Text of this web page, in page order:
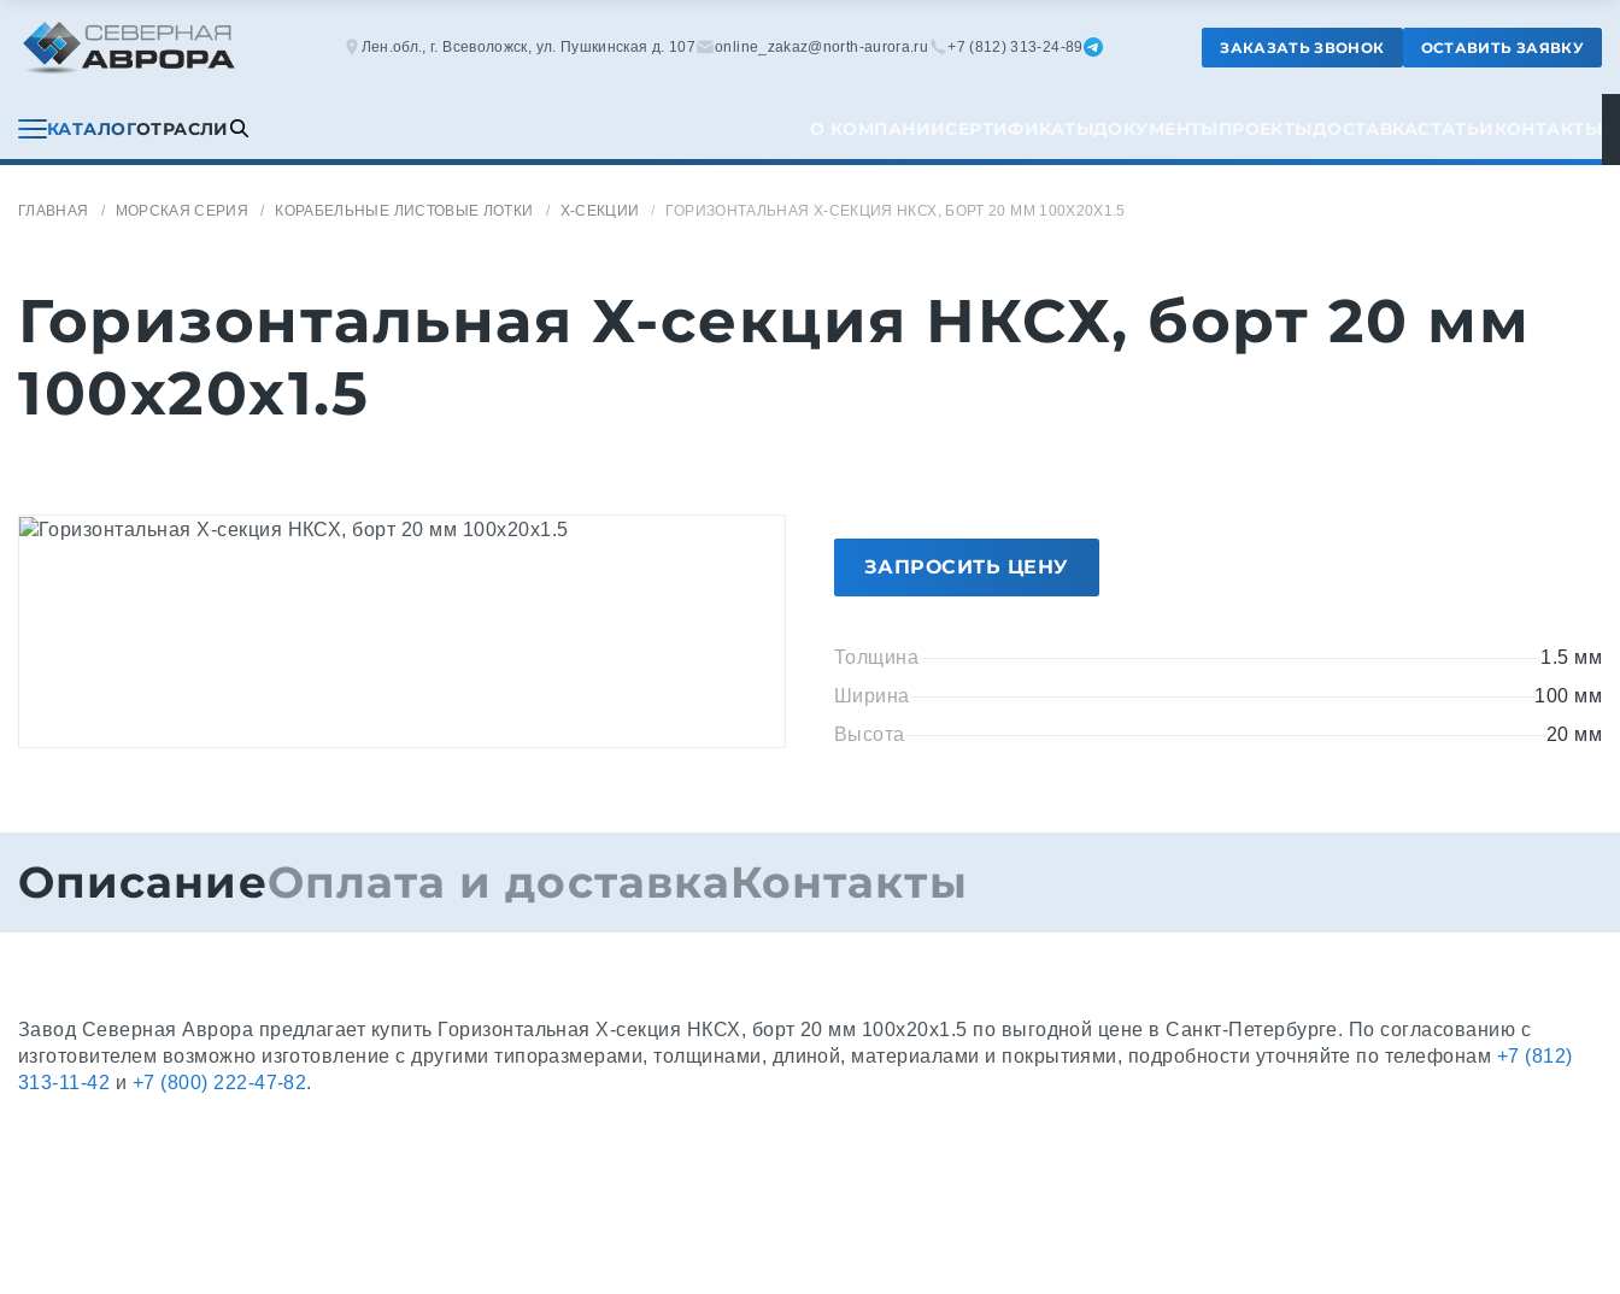
Лен.обл., г. Всеволожск, ул. Пушкинская д. 107 online_zakaz@north-aurora.ru +7 (812) 313-24-89 ЗАКАЗАТЬ ЗВОНОК ОСТАВИТЬ ЗАЯВКУ
КАТАЛОГОТРАСЛИ О КОМПАНИИСЕРТИФИКАТЫДОКУМЕНТЫ ПРОЕКТЫДОСТАВКАСТАТЬИ КОНТАКТЫ
ГЛАВНАЯ МОРСКАЯ СЕРИЯ КОРАБЕЛЬНЫЕ ЛИСТОВЫЕ ЛОТКИ Х-СЕКЦИИ ГОРИЗОНТАЛЬНАЯ Х-СЕКЦИЯ НКСХ, БОРТ 20 ММ 100X20X1.5
Горизонтальная Х-секция НКСХ, борт 20 мм
100x20x1.5
ЗАПРОСИТЬ ЦЕНУ
Толщина
1.5 мм
Ширина
100 мм
Высота
20 мм
ОписаниеОплата и доставкаКонтакты
Завод Северная Аврора предлагает купить Горизонтальная Х-секция НКСХ, борт 20 мм 100x20x1.5 по выгодной цене в Санкт-Петербурге. По согласованию с
изготовителем возможно изготовление с другими типоразмерами, толщинами, длиной, материалами и покрытиями, подробности уточняйте по телефонам +7 (812)
313-11-42 и +7 (800) 222-47-82.